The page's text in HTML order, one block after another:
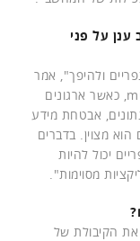
ענן על פני
ולהיפך", אמר
רדי. "אנו נראה יותר ויותר multi hybrid cloud, כאשר ארגונים
אבטחת מידע
הוא מצוין. בדברים
יכול להיות
הקיבולת של